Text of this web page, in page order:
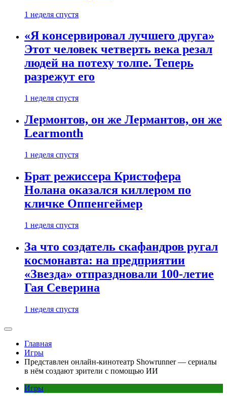
1 неделя спустя
«Я консервировал лучшего друга»
Этот человек четверть века резал
людей на потеху толпе. Теперь
разрежут его
1 неделя спустя
Лермонтов, он же Лермантов, он же
Learmonth
1 неделя спустя
Брат режиссера Кристофера
Нолана оказался киллером по
кличке Оппенгеймер
1 неделя спустя
За что создатель скафандров ругал
космонавта: на предприятии
«Звезда» отпраздновали 100-летие
Гая Северина
1 неделя спустя
Главная
Игры
Представлен онлайн-кинотеатр Showrunner — сериалы
в нём создают зрители с помощью ИИ
Игры